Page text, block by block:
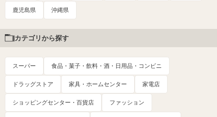
鹿児島県 沖縄県
カテゴリから探す
スーパー 食品・菓子・飲料・酒・日用品・コンビニ
ドラッグストア 家具・ホームセンター 家電店
ショッピングセンター・百貨店 ファッション